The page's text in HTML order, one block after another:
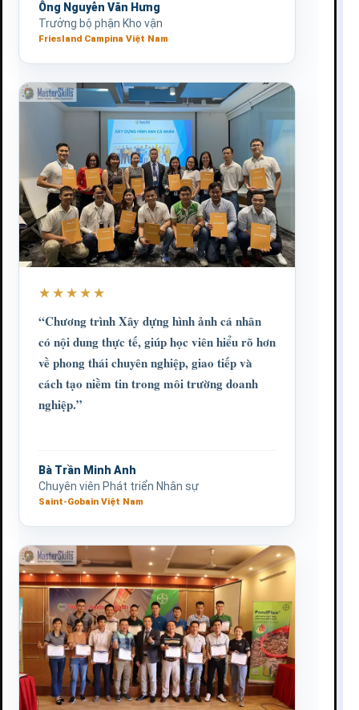
Ông Nguyễn Văn Hưng
Trưởng bộ phận Kho vận
Friesland Campina Việt Nam
★★★★★
“Chương trình Xây dựng hình ảnh cá nhân
có nội dung thực tế, giúp học viên hiểu rõ hơn
về phong thái chuyên nghiệp, giao tiếp và
cách tạo niềm tin trong môi trường doanh
nghiệp.”
Bà Trần Minh Anh
Chuyên viên Phát triển Nhân sự
Saint-Gobain Việt Nam